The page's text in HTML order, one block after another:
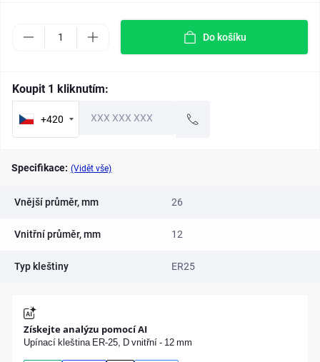
Do košíku
Koupit 1 kliknutím:
+420
Specifikace: (Vidět vše)
Vnější průměr, mm 26
Vnitřní průměr, mm 12
Typ kleštiny ER25
Získejte analýzu pomocí AI
Upínací kleština ER-25, D vnitřní - 12 mm